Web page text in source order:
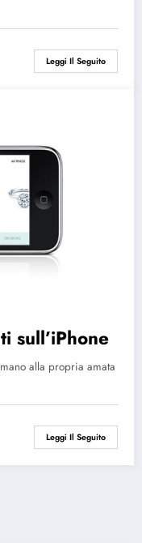
Leggi Il Seguito
sull’iPhone
alla propria amata
Leggi Il Seguito